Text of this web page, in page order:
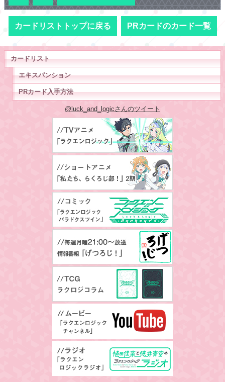
カードリストトップに戻る PRカードのカード一覧
カードリスト
エキスパンション
PRカード入手方法
@luck_and_logicさんのツイート